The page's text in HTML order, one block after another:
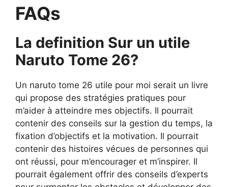
FAQs
La definition Sur un utile
Naruto Tome 26?
Un naruto tome 26 utile pour moi serait un livre
qui propose des stratégies pratiques pour
m’aider à atteindre mes objectifs. Il pourrait
contenir des conseils sur la gestion du temps, la
fixation d’objectifs et la motivation. Il pourrait
contenir des histoires vécues de personnes qui
ont réussi, pour m’encourager et m’inspirer. Il
pourrait également offrir des conseils d’experts